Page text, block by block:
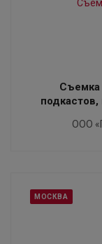
Съемка
ООО
МОСКВА